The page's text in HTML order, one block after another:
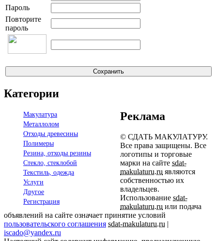
Другое
Пароль
Повторите
пароль
Категории
Макулатура
Металлолом
Отходы древесины
Полимеры
Резина, отходы резины
Стекло, стеклобой
Текстиль, одежда
Услуги
Другое
Регистрация
Реклама
© СДАТЬ МАКУЛАТУРУ.
Все права защищены. Все
логотипы и торговые
марки на сайте sdat-
makulaturu.ru являются
собственностью их
владельцев.
Использование sdat-
makulaturu.ru или подача
объявлений на сайте означает принятие условий
пользовательского соглашения sdat-makulaturu.ru |
iscado@yandex.ru